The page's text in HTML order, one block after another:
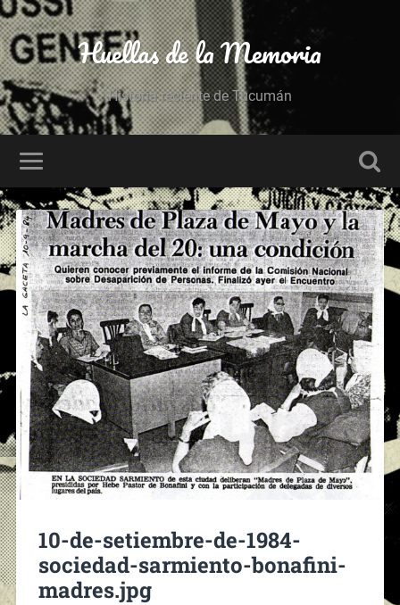
Huellas de la Memoria
Historia reciente de Tucumán
10-de-setiembre-de-1984-
sociedad-sarmiento-bonafini-
madres.jpg